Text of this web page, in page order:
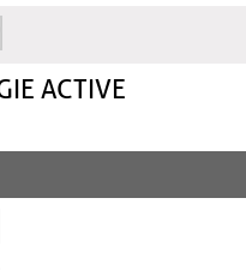
ACTIVE